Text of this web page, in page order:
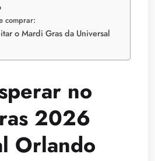
comprar:
o Mardi Gras da Universal
no
2026
Orlando